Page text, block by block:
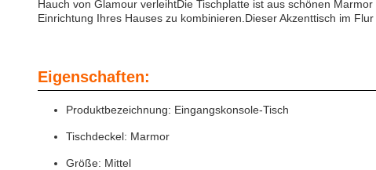
Hauch von Glamour verleihtDie Tischplatte ist aus schönen
Einrichtung Ihres Hauses zu kombinieren.Dieser Akzenttisch im
Eigenschaften:
Produktbezeichnung: Eingangskonsole-Tisch
Tischdeckel: Marmor
Größe: Mittel